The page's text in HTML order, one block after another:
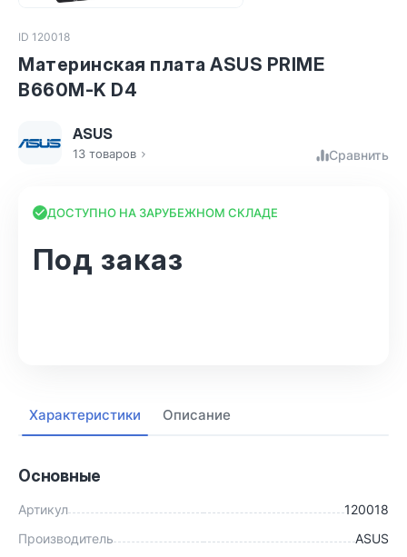
ID 120018
Материнская плата ASUS PRIME
B660M-K D4
ASUS
13 товаров Сравнить
ДОСТУПНО НА ЗАРУБЕЖНОМ СКЛАДЕ
Под заказ
Характеристики Описание
Основные
Артикул
120018
Производитель
ASUS